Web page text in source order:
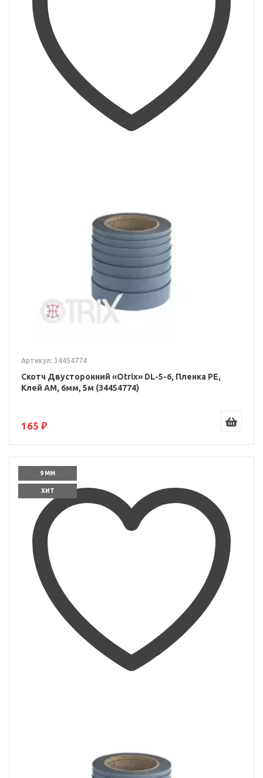
Артикул: 34454774
Скотч Двусторонний «Otrix» DL-5-6, Пленка PE,
Клей AM, 6мм, 5м (34454774)
165 ₽
9 ММ
ХИТ